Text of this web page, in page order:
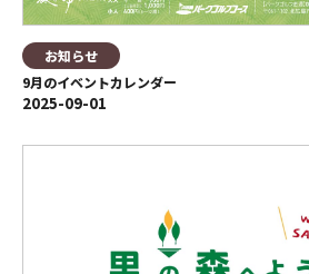
お知らせ
9月のイベントカレンダー
2025-09-01